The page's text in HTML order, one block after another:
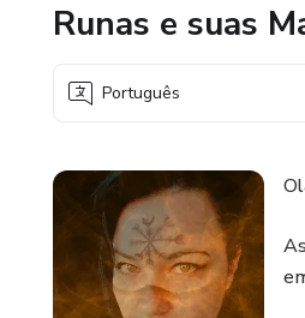
Runas e suas
Português